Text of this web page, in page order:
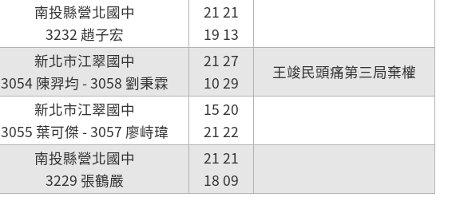
南投縣營北國中
3232 趙子宏
21 21
19 13
新北市江翠國中
3054 陳羿均 - 3058 劉秉霖
21 27
10 29
王竣民頭痛第三局棄權
新北市江翠國中
3055 葉可傑 - 3057 廖峙瑋
15 20
21 22
南投縣營北國中
3229 張鶴嚴
21 21
18 09